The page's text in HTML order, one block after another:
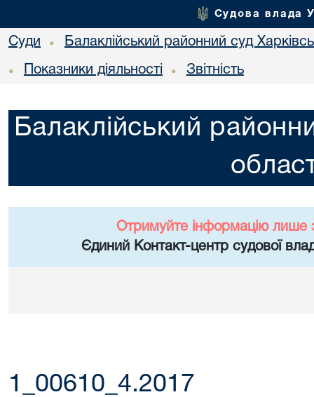
Судова влада
Суди • Балаклійський районний суд
• Показники діяльності • Звітність
Балаклійський
Отримуйте інформацію лише
Єдиний Контакт-центр судової
1_00610_4.2017